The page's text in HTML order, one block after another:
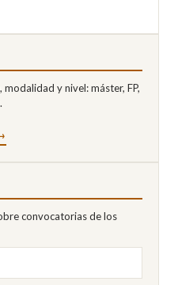
y nivel: máster, FP,
convocatorias de los